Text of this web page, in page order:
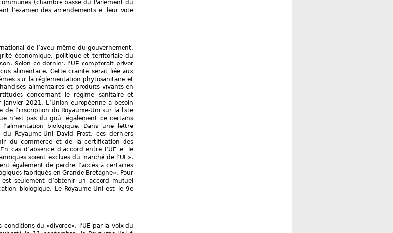
(chambre basse du Parlement du
l’examen des amendements et leur vote
de l’aveu même du gouvernement,
économique, politique et territoriale du
Selon ce dernier, l’UE compterait priver
alimentaire. Cette crainte serait liée aux
sur la réglementation phytosanitaire et
alimentaires et produits vivants en
concernant le régime sanitaire et
2021. L’Union européenne a besoin
l’inscription du Royaume-Uni sur la liste
n’est pas du goût également de certains
biologique. Dans une lettre
Royaume-Uni David Frost, ces derniers
du commerce et de la certification des
cas d’absence d’accord entre l’UE et le
soient exclues du marché de l’UE»,
également de perdre l’accès à certaines
fabriqués en Grande-Bretagne». Pour
seulement d’obtenir un accord mutuel
biologique. Le Royaume-Uni est le 9e
du «divorce», l’UE par la voix du